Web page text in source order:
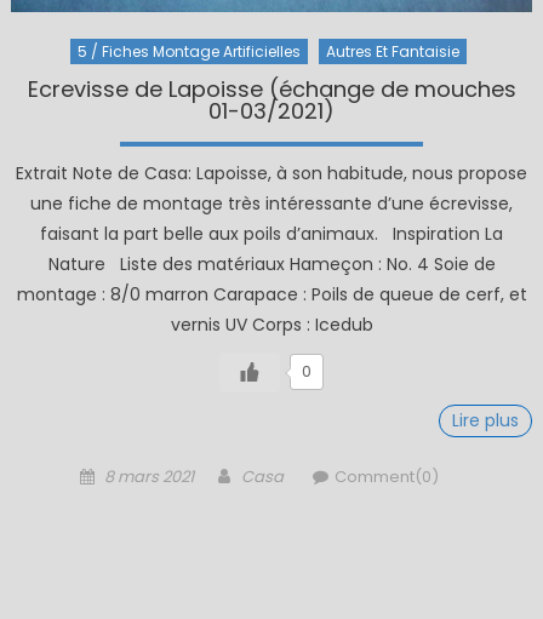
5 / Fiches Montage Artificielles Autres Et Fantaisie
Ecrevisse de Lapoisse (échange de mouches
01-03/2021)
Extrait Note de Casa: Lapoisse, à son habitude, nous propose
une fiche de montage très intéressante d’une écrevisse,
faisant la part belle aux poils d’animaux. Inspiration La
Nature Liste des matériaux Hameçon : No. 4 Soie de
montage : 8/0 marron Carapace : Poils de queue de cerf, et
vernis UV Corps : Icedub
0
Lire plus
Posted
8 mars 2021 Author
Casa Comment(0)